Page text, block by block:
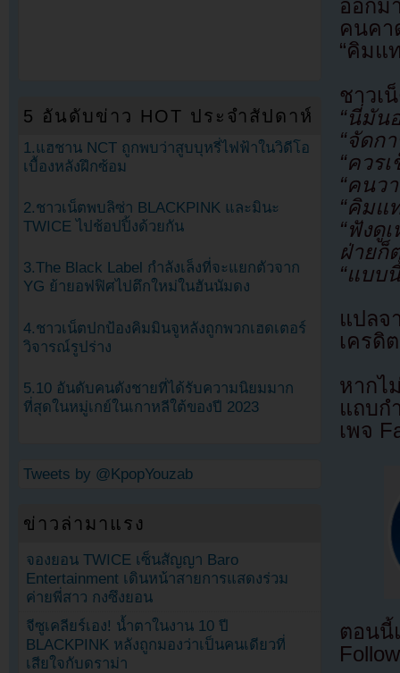
ออกม
คนคา
“คิมแ
ชาวเ
“นี่มัน
“จัดก
“ควร
“คนว
“คิมแ
“ฟังดู
ฝ่ายก็
“แบบ
แปล
เครดิ
หากไ
แถบก
เพจ
ตอนนี้
5 อันดับข่าว HOT ประจำสัปดาห์
1.แฮชาน NCT ถูกพบว่าสูบบุหรี่ไฟฟ้าในวิดีโอ
เบื้องหลังฝึกซ้อม
2.ชาวเน็ตพบลิซ่า BLACKPINK และมินะ
TWICE ไปช้อปปิ้งด้วยกัน
3.The Black Label กำลังเล็งที่จะแยกตัวจาก
YG ย้ายอฟฟิศไปตึกใหม่ในฮันนัมดง
4.ชาวเน็ตปกป้องคิมมินจูหลังถูกพวกเฮดเตอร์
วิจารณ์รูปร่าง
5.10 อันดับคนดังชายที่ได้รับความนิยมมาก
ที่สุดในหมู่เกย์ในเกาหลีใต้ของปี 2023
Tweets by @KpopYouzab
ข่าวล่ามาแรง
จองยอน TWICE เซ็นสัญญา Baro
Entertainment เดินหน้าสายการแสดงร่วม
ค่ายพี่สาว กงซึงยอน
จีซูเคลียร์เอง! น้ำตาในงาน 10 ปี
BLACKPINK หลังถูกมองว่าเป็นคนเดียวที่
เสียใจกับดราม่า